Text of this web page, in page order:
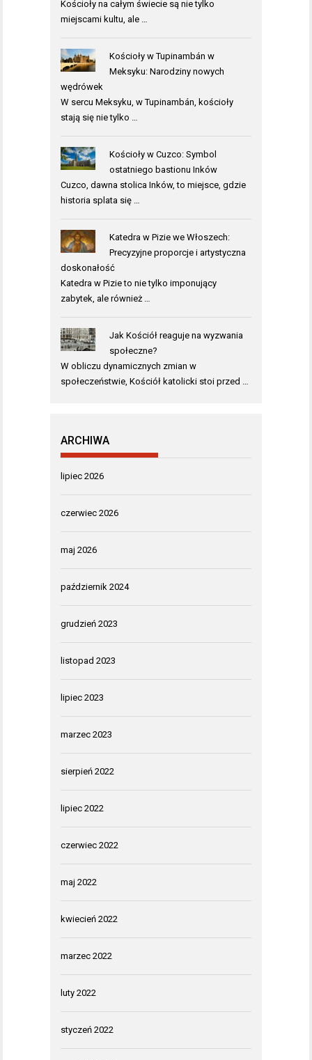
Kościoły na całym świecie są nie tylko
miejscami kultu, ale …
Kościoły w Tupinambán w
Meksyku: Narodziny nowych
wędrówek
W sercu Meksyku, w Tupinambán, kościoły
stają się nie tylko …
Kościoły w Cuzco: Symbol
ostatniego bastionu Inków
Cuzco, dawna stolica Inków, to miejsce, gdzie
historia splata się …
Katedra w Pizie we Włoszech:
Precyzyjne proporcje i artystyczna
doskonałość
Katedra w Pizie to nie tylko imponujący
zabytek, ale również …
Jak Kościół reaguje na wyzwania
społeczne?
W obliczu dynamicznych zmian w
społeczeństwie, Kościół katolicki stoi przed …
ARCHIWA
lipiec 2026
czerwiec 2026
maj 2026
październik 2024
grudzień 2023
listopad 2023
lipiec 2023
marzec 2023
sierpień 2022
lipiec 2022
czerwiec 2022
maj 2022
kwiecień 2022
marzec 2022
luty 2022
styczeń 2022